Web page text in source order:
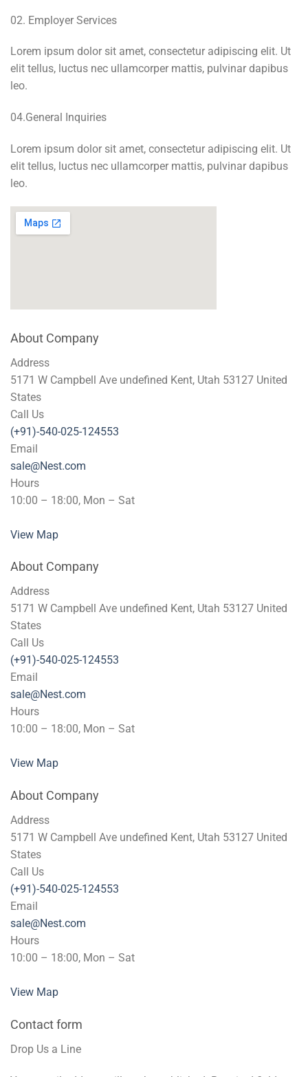
02. Employer Services
Lorem ipsum dolor sit amet, consectetur adipiscing elit. Ut
elit tellus, luctus nec ullamcorper mattis, pulvinar dapibus
leo.
04.General Inquiries
Lorem ipsum dolor sit amet, consectetur adipiscing elit. Ut
elit tellus, luctus nec ullamcorper mattis, pulvinar dapibus
leo.
About Company
Address
5171 W Campbell Ave undefined Kent, Utah 53127 United
States
Call Us
(+91)-540-025-124553
Email
sale@Nest.com
Hours
10:00 – 18:00, Mon – Sat
View Map
About Company
Address
5171 W Campbell Ave undefined Kent, Utah 53127 United
States
Call Us
(+91)-540-025-124553
Email
sale@Nest.com
Hours
10:00 – 18:00, Mon – Sat
View Map
About Company
Address
5171 W Campbell Ave undefined Kent, Utah 53127 United
States
Call Us
(+91)-540-025-124553
Email
sale@Nest.com
Hours
10:00 – 18:00, Mon – Sat
View Map
Contact form
Drop Us a Line